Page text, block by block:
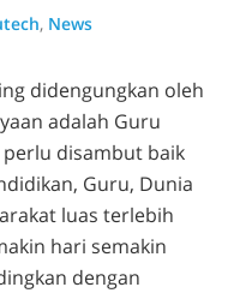
, News
didengungkan oleh
adalah Guru
perlu disambut baik
Guru, Dunia
luas terlebih
hari semakin
dengan